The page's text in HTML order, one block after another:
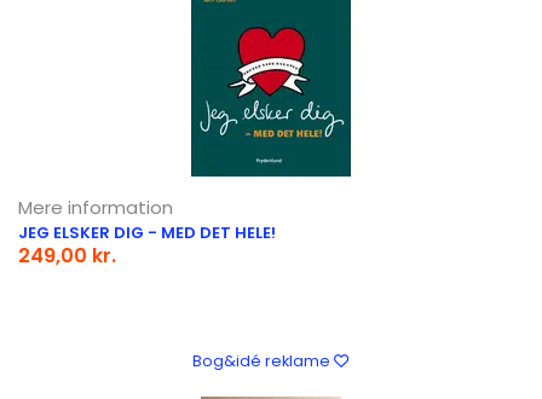
Mere information
JEG ELSKER DIG - MED DET HELE!
249,00 kr.
Bog&idé reklame